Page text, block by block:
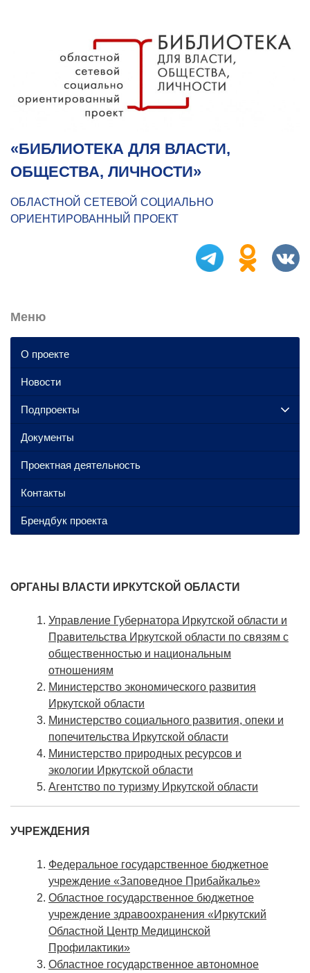
«БИБЛИОТЕКА ДЛЯ ВЛАСТИ,
ОБЩЕСТВА, ЛИЧНОСТИ»
ОБЛАСТНОЙ СЕТЕВОЙ СОЦИАЛЬНО
ОРИЕНТИРОВАННЫЙ ПРОЕКТ
ОРГАНЫ ВЛАСТИ ИРКУТСКОЙ ОБЛАСТИ
Управление Губернатора Иркутской области и
Правительства Иркутской области по связям с
общественностью и национальным
отношениям
Министерство экономического развития
Иркутской области
Министерство социального развития, опеки и
попечительства Иркутской области
Министерство природных ресурсов и
экологии Иркутской области
Агентство по туризму Иркутской области
УЧРЕЖДЕНИЯ
Федеральное государственное бюджетное
учреждение «Заповедное Прибайкалье»
Областное государственное бюджетное
учреждение здравоохранения «Иркутский
Областной Центр Медицинской
Профилактики»
Областное государственное автономное
Меню
О проекте
Новости
Подпроекты
Документы
Проектная деятельность
Контакты
Брендбук проекта